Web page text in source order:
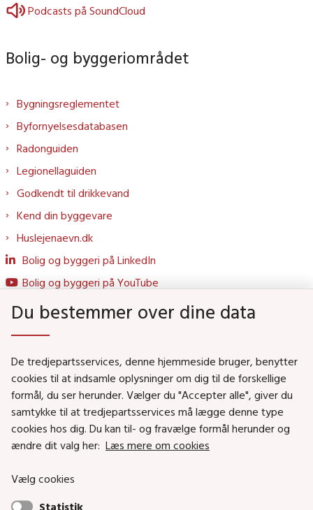
Podcasts på SoundCloud
Bolig- og byggeriområdet
Bygningsreglementet
Byfornyelsesdatabasen
Radonguiden
Legionellaguiden
Godkendt til drikkevand
Kend din byggevare
Huslejenaevn.dk
Bolig og byggeri på LinkedIn
Bolig og byggeri på YouTube
Social- og Boligministeriet
Job i Social- og Boligstyrelsen
Puljer og tilskud
Nyhedsbreve
Social- og Boligstyrelsens nyheder som RSS feed
Du bestemmer over dine data
De tredjepartsservices, denne hjemmeside bruger, benytter
cookies til at indsamle oplysninger om dig til de forskellige
formål, du ser herunder. Vælger du "Accepter alle", giver du
samtykke til at tredjepartsservices må lægge denne type
cookies hos dig. Du kan til- og fravælge formål herunder og
ændre dit valg her: Læs mere om cookies
Vælg cookies
Statistik